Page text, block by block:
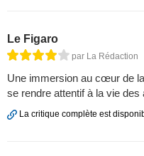
Le Figaro
par La Rédaction
Une immersion au cœur de
se rendre attentif à la vie des
La critique complète est